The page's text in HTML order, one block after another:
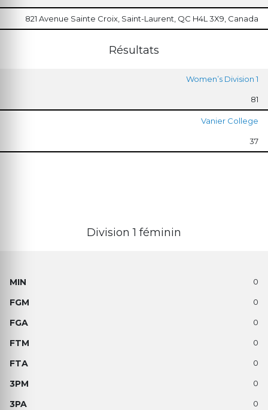
821 Avenue Sainte Croix, Saint-Laurent, QC H4L 3X9, Canada
Résultats
Women’s Division 1
81
Vanier College
37
Division 1 féminin
0
0
0
0
0
0
0